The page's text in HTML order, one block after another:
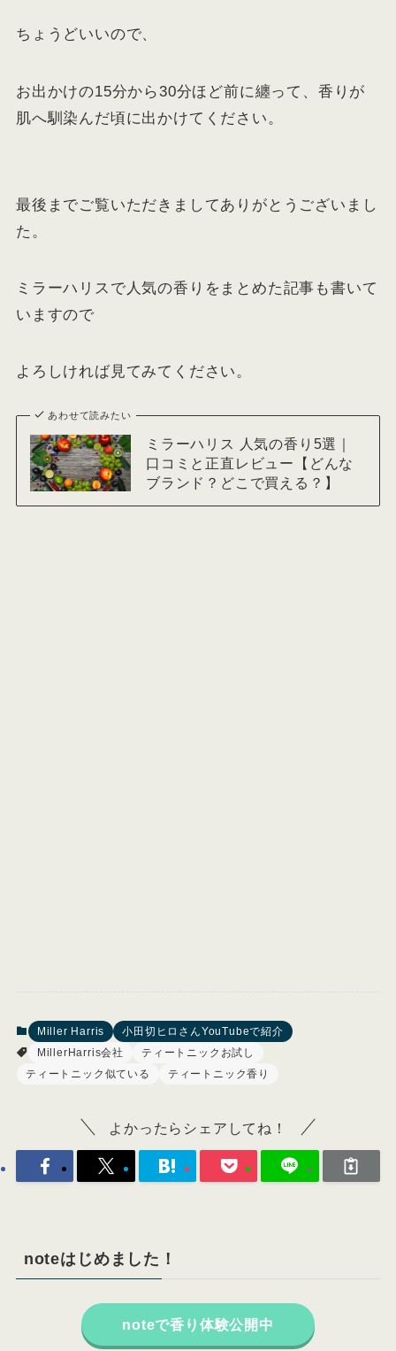
ちょうどいいので、
お出かけの15分から30分ほど前に纏って、香りが
肌へ馴染んだ頃に出かけてください。
最後までご覧いただきましてありがとうございまし
た。
ミラーハリスで人気の香りをまとめた記事も書いて
いますので
よろしければ見てみてください。
あわせて読みたい
ミラーハリス 人気の香り5選｜
口コミと正直レビュー【どんな
ブランド？どこで買える？】
Miller Harris
小田切ヒロさんYouTubeで紹介
MillerHarris会社
ティートニックお試し
ティートニック似ている
ティートニック香り
よかったらシェアしてね！
noteはじめました！
noteで香り体験公開中